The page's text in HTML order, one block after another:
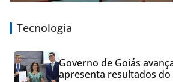
Tecnologia
Governo de Goiás
apresenta resultados do